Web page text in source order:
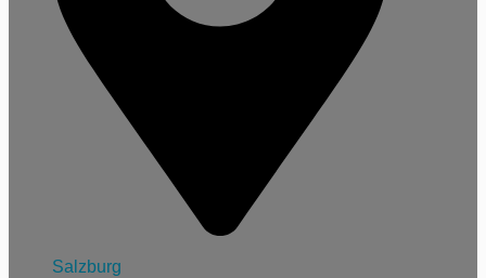
Salzburg